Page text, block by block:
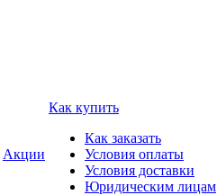
Акции
Как купить
Как заказать
Условия оплаты
Условия доставки
Юридическим лицам